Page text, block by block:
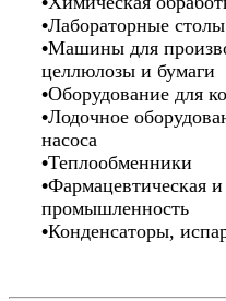
•Лабораторные
•Машины для
целлюлозы и бумаги
•Оборудование для
•Лодочное
насоса
•Теплообменники
•Фармацевтическая и
промышленность
•Конденсаторы,